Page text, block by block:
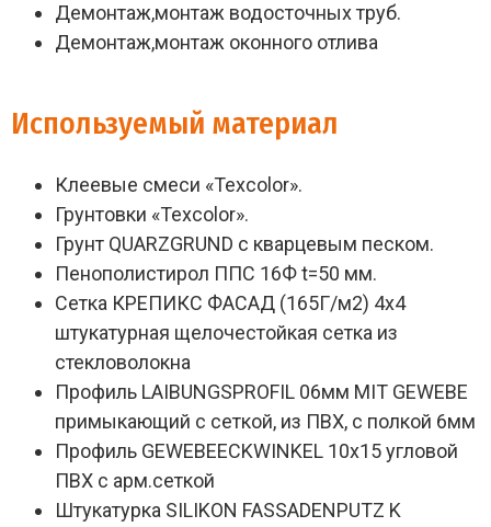
Демонтаж,монтаж водосточных труб.
Демонтаж,монтаж оконного отлива
Используемый материал
Клеевые смеси «Texcolor».
Грунтовки «Texcolor».
Грунт QUARZGRUND с кварцевым песком.
Пенополистирол ППС 16Ф t=50 мм.
Сетка КРЕПИКС ФАСАД (165Г/м2) 4х4
штукатурная щелочестойкая сетка из
стекловолокна
Профиль LAIBUNGSPROFIL 06мм MIT GEWEBE
примыкающий с сеткой, из ПВХ, с полкой 6мм
Профиль GEWEBEECKWINKEL 10х15 угловой
ПВХ с арм.сеткой
Штукатурка SILIKON FASSADENPUTZ K